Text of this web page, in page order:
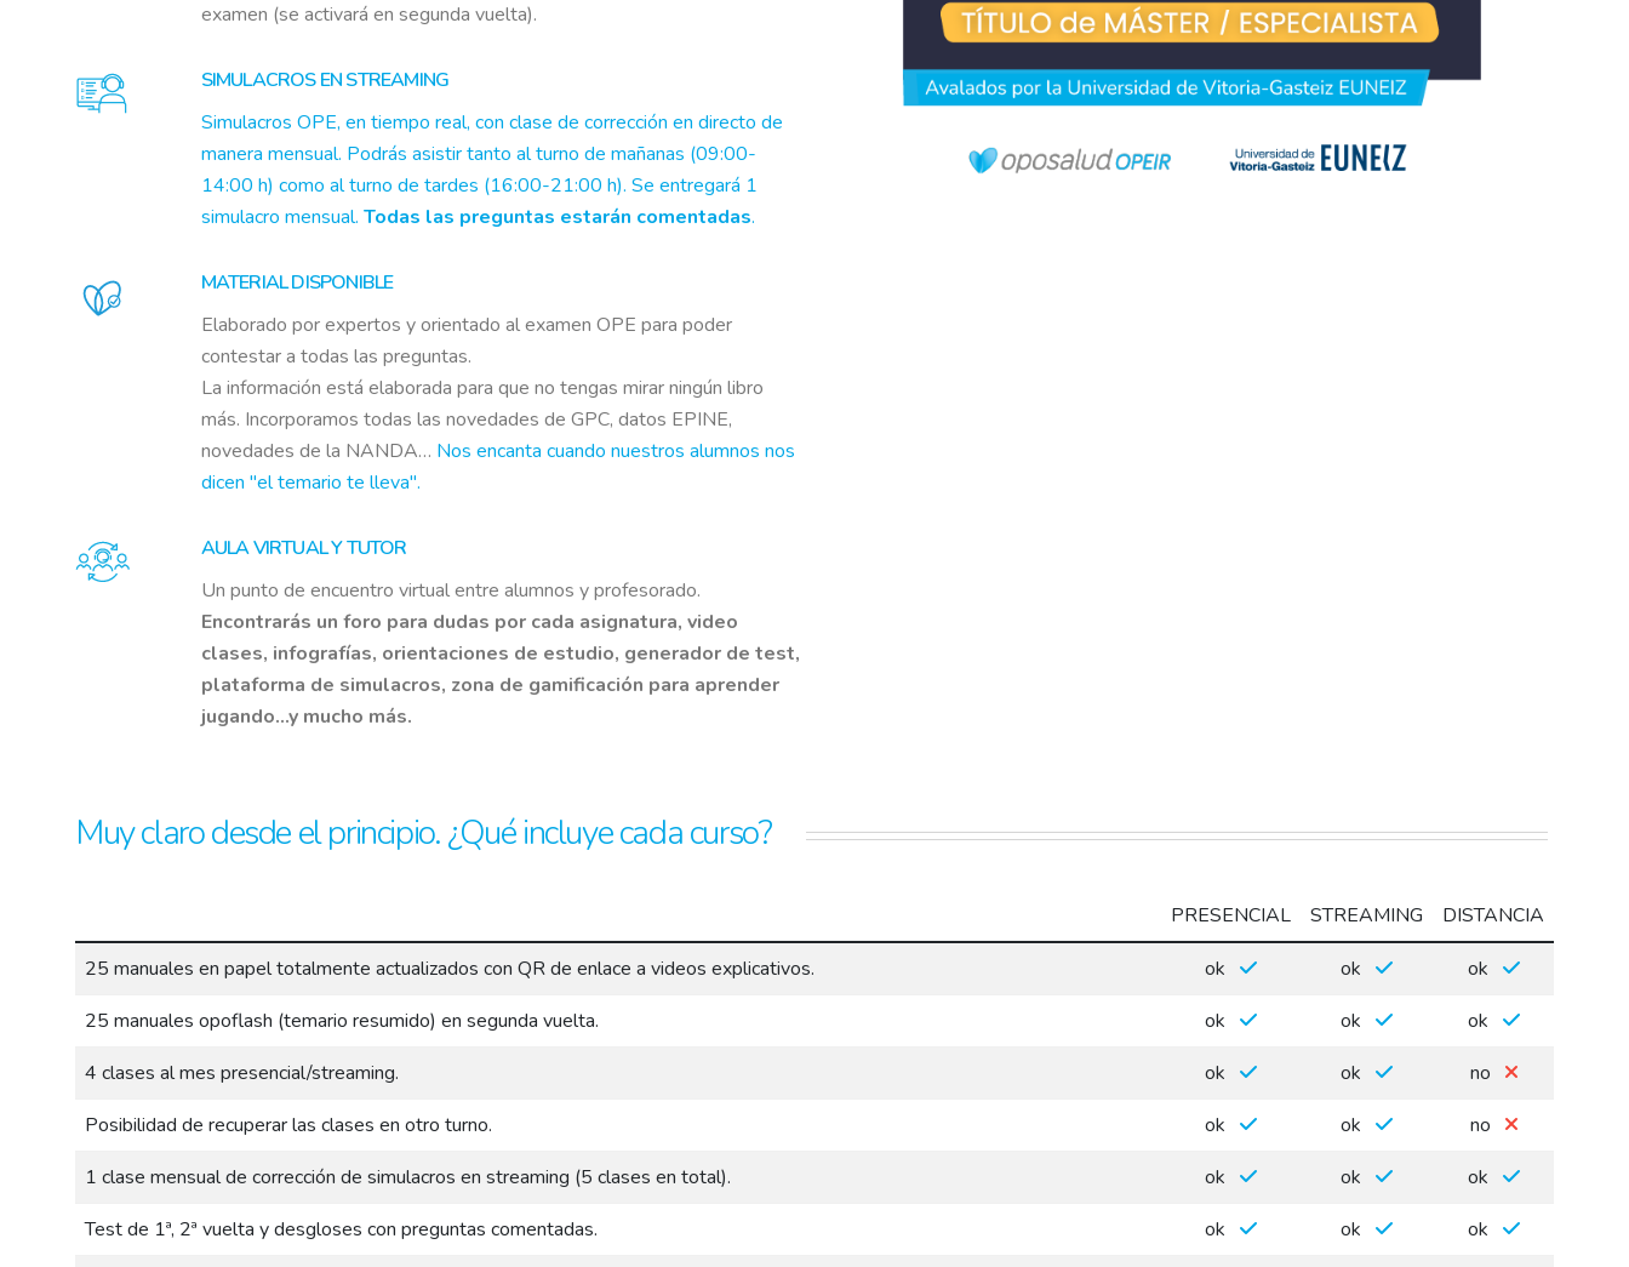
examen (se activará en segunda vuelta).
SIMULACROS EN STREAMING
Simulacros OPE, en tiempo real, con clase de corrección en directo de
manera mensual. Podrás asistir tanto al turno de mañanas (09:00-
14:00 h) como al turno de tardes (16:00-21:00 h). Se entregará 1
simulacro mensual. Todas las preguntas estarán comentadas.
MATERIAL DISPONIBLE
Elaborado por expertos y orientado al examen OPE para poder
contestar a todas las preguntas.
La información está elaborada para que no tengas mirar ningún libro
más. Incorporamos todas las novedades de GPC, datos EPINE,
novedades de la NANDA… Nos encanta cuando nuestros alumnos nos
dicen "el temario te lleva".
AULA VIRTUAL Y TUTOR
Un punto de encuentro virtual entre alumnos y profesorado.
Encontrarás un foro para dudas por cada asignatura, video
clases, infografías, orientaciones de estudio, generador de test,
plataforma de simulacros, zona de gamificación para aprender
jugando...y mucho más.
Muy claro desde el principio. ¿Qué incluye cada curso?
PRESENCIAL STREAMING
DISTANCIA
25 manuales en papel totalmente actualizados con QR de enlace a videos explicativos.
ok ok
ok
25 manuales opoflash (temario resumido) en segunda vuelta.
ok ok
ok
4 clases al mes presencial/streaming.
ok ok
no
Posibilidad de recuperar las clases en otro turno.
ok ok
no
1 clase mensual de corrección de simulacros en streaming (5 clases en total).
ok ok
ok
Test de 1ª, 2ª vuelta y desgloses con preguntas comentadas.
ok ok
ok